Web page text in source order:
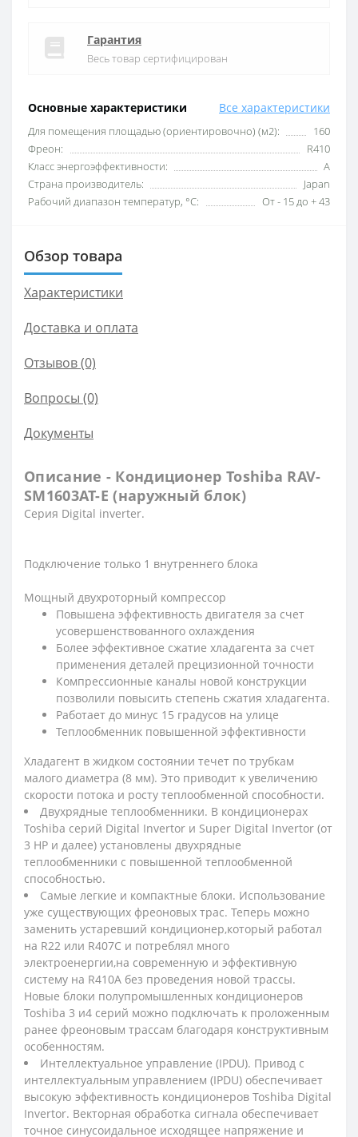
Основные характеристики Все характеристики
Для помещения площадью (ориентировочно) (м2):
160
Фреон:
R410
Класс энергоэффективности:
A
Страна производитель:
Japan
Рабочий диапазон температур, °С:
От - 15 до + 43
Гарантия
Весь товар сертифицирован
Обзор товара
Характеристики
Доставка и оплата
Отзывов (0)
Вопросы (0)
Документы
Описание - Кондиционер Toshiba RAV-
SM1603AT-E (наружный блок)
Серия Digital inverter.
Подключение только 1 внутреннего блока
Мощный двухроторный компрессор
Повышена эффективность двигателя за счет
усовершенствованного охлаждения
Более эффективное сжатие хладагента за счет
применения деталей прецизионной точности
Компрессионные каналы новой конструкции
позволили повысить степень сжатия хладагента.
Работает до минус 15 градусов на улице
Теплообменник повышенной эффективности
Хладагент в жидком состоянии течет по трубкам
малого диаметра (8 мм). Это приводит к увеличению
скорости потока и росту теплообменной способности.
Двухрядные теплообменники. В кондиционерах
Toshiba серий Digital Invertor и Super Digital Invertor (от
3 НР и далее) установлены двухрядные
теплообменники с повышенной теплообменной
способностью.
Самые легкие и компактные блоки. Использование
уже существующих фреоновых трас. Теперь можно
заменить устаревший кондиционер,который работал
на R22 или R407C и потреблял много
электроенергии,на современную и эффективную
систему на R410А без проведения новой трассы.
Новые блоки полупромышленных кондиционеров
Toshiba 3 и4 серий можно подключать к проложенным
ранее фреоновым трассам благодаря конструктивным
особенностям.
Интеллектуальное управление (IPDU). Привод с
интеллектуальным управлением (IPDU) обеспечивает
высокую эффективность кондиционеров Toshiba Digital
Invertor. Векторная обработка сигнала обеспечивает
точное синусоидальное исходящее напряжение и